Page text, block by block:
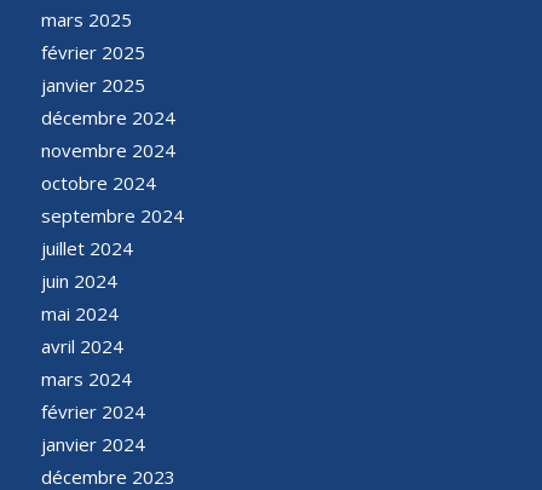
mars 2025
février 2025
janvier 2025
décembre 2024
novembre 2024
octobre 2024
septembre 2024
juillet 2024
juin 2024
mai 2024
avril 2024
mars 2024
février 2024
janvier 2024
décembre 2023